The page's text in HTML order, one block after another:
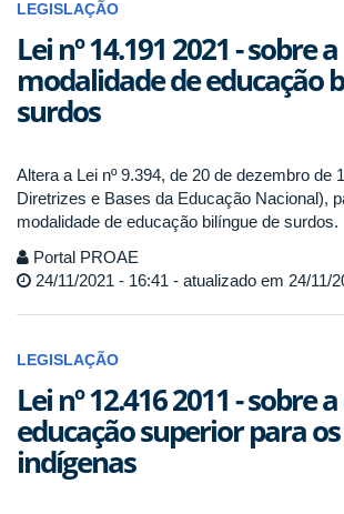
LEGISLAÇÃO
Lei nº 14.191 2021 - sobre a
modalidade de educação
surdos
Altera a Lei nº 9.394, de 20 de dezembro de
Diretrizes e Bases da Educação Nacional),
modalidade de educação bilíngue de surdos.
Portal PROAE
24/11/2021 - 16:41 - atualizado em 24/11/
LEGISLAÇÃO
Lei nº 12.416 2011 - sobre
educação superior para
indígenas